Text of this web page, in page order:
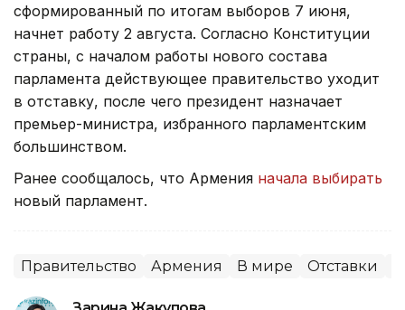
сформированный по итогам выборов 7 июня,
начнет работу 2 августа. Согласно Конституции
страны, с началом работы нового состава
парламента действующее правительство уходит
в отставку, после чего президент назначает
премьер-министра, избранного парламентским
большинством.
Ранее сообщалось, что Армения начала выбирать
новый парламент.
Правительство Армения В мире Отставки